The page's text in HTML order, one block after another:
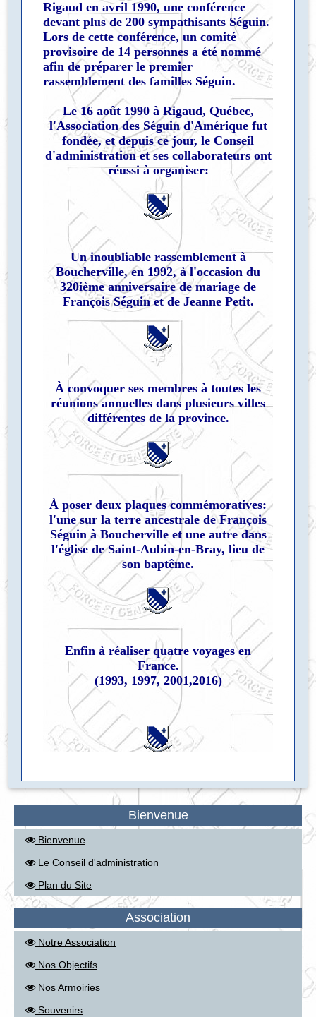
Rigaud en avril 1990, une conférence
devant plus de 200 sympathisants Séguin.
Lors de cette conférence, un comité
provisoire de 14 personnes a été nommé
afin de préparer le premier
rassemblement des familles Séguin.
Le 16 août 1990 à Rigaud, Québec,
l'Association des Séguin d'Amérique fut
fondée, et depuis ce jour, le Conseil
d'administration et ses collaborateurs ont
réussi à organiser:
Un inoubliable rassemblement à
Boucherville, en 1992, à l'occasion du
320ième anniversaire de mariage de
François Séguin et de Jeanne Petit.
À convoquer ses membres à toutes les
réunions annuelles dans plusieurs villes
différentes de la province.
À poser deux plaques commémoratives:
l'une sur la terre ancestrale de François
Séguin à Boucherville et une autre dans
l'église de Saint-Aubin-en-Bray, lieu de
son baptême.
Enfin à réaliser quatre voyages en
France.
(1993, 1997, 2001,2016)
Bienvenue
Bienvenue
Le Conseil d'administration
Plan du Site
Association
Notre Association
Nos Objectifs
Nos Armoiries
Souvenirs